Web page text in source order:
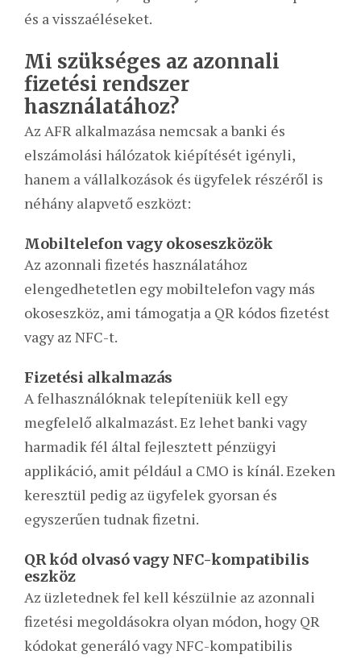
és a visszaéléseket.
Mi szükséges az azonnali
fizetési rendszer
használatához?
Az AFR alkalmazása nemcsak a banki és
elszámolási hálózatok kiépítését igényli,
hanem a vállalkozások és ügyfelek részéről is
néhány alapvető eszközt:
Mobiltelefon vagy okoseszközök
Az azonnali fizetés használatához
elengedhetetlen egy mobiltelefon vagy más
okoseszköz, ami támogatja a QR kódos fizetést
vagy az NFC-t.
Fizetési alkalmazás
A felhasználóknak telepíteniük kell egy
megfelelő alkalmazást. Ez lehet banki vagy
harmadik fél által fejlesztett pénzügyi
applikáció, amit például a CMO is kínál. Ezeken
keresztül pedig az ügyfelek gyorsan és
egyszerűen tudnak fizetni.
QR kód olvasó vagy NFC-kompatibilis
eszköz
Az üzletednek fel kell készülnie az azonnali
fizetési megoldásokra olyan módon, hogy QR
kódokat generáló vagy NFC-kompatibilis